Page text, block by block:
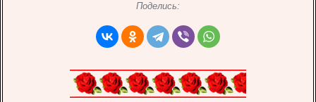
Поделись: